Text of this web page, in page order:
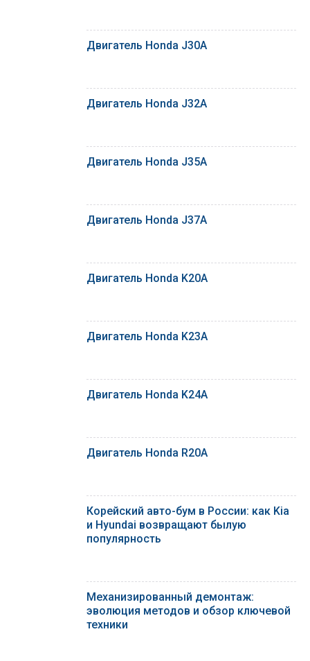
Двигатель Honda J30A
Двигатель Honda J32A
Двигатель Honda J35A
Двигатель Honda J37A
Двигатель Honda K20A
Двигатель Honda K23A
Двигатель Honda K24A
Двигатель Honda R20A
Корейский авто-бум в России: как Kia
и Hyundai возвращают былую
популярность
Механизированный демонтаж:
эволюция методов и обзор ключевой
техники